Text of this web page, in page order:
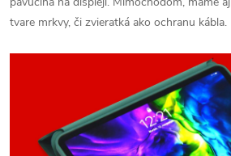
tvare mrkvy, či zvieratká ako ochranu kábla.